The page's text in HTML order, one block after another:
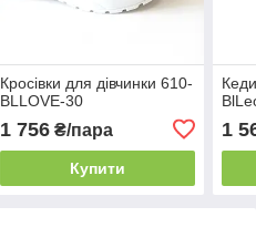
Кросівки для дівчинки 610-
BLLOVE-30
1 756₴/пара
Купити
1